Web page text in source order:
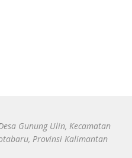
Gunung Ulin, Kecamatan
Provinsi Kalimantan